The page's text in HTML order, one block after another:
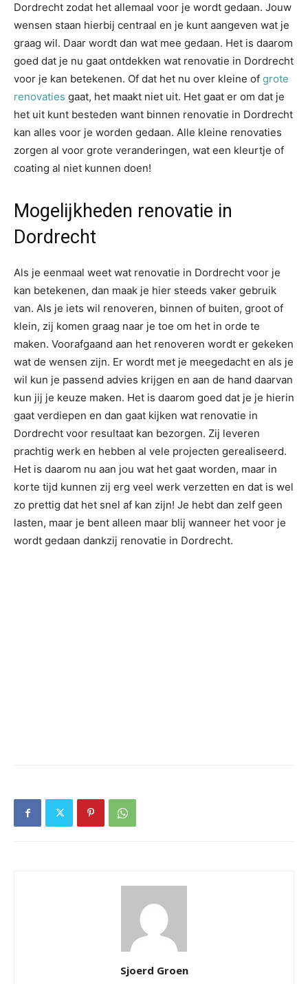
Dordrecht zodat het allemaal voor je wordt gedaan. Jouw
wensen staan hierbij centraal en je kunt aangeven wat je
graag wil. Daar wordt dan wat mee gedaan. Het is daarom
goed dat je nu gaat ontdekken wat renovatie in Dordrecht
voor je kan betekenen. Of dat het nu over kleine of grote
renovaties gaat, het maakt niet uit. Het gaat er om dat je
het uit kunt besteden want binnen renovatie in Dordrecht
kan alles voor je worden gedaan. Alle kleine renovaties
zorgen al voor grote veranderingen, wat een kleurtje of
coating al niet kunnen doen!
Mogelijkheden renovatie in
Dordrecht
Als je eenmaal weet wat renovatie in Dordrecht voor je
kan betekenen, dan maak je hier steeds vaker gebruik
van. Als je iets wil renoveren, binnen of buiten, groot of
klein, zij komen graag naar je toe om het in orde te
maken. Voorafgaand aan het renoveren wordt er gekeken
wat de wensen zijn. Er wordt met je meegedacht en als je
wil kun je passend advies krijgen en aan de hand daarvan
kun jij je keuze maken. Het is daarom goed dat je je hierin
gaat verdiepen en dan gaat kijken wat renovatie in
Dordrecht voor resultaat kan bezorgen. Zij leveren
prachtig werk en hebben al vele projecten gerealiseerd.
Het is daarom nu aan jou wat het gaat worden, maar in
korte tijd kunnen zij erg veel werk verzetten en dat is wel
zo prettig dat het snel af kan zijn! Je hebt dan zelf geen
lasten, maar je bent alleen maar blij wanneer het voor je
wordt gedaan dankzij renovatie in Dordrecht.
Sjoerd Groen